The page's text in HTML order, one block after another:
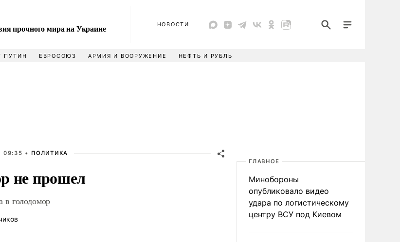
прочного мира на Украине НОВОСТИ
ПУТИН ЕВРОСОЮЗ АРМИЯ И ВООРУЖЕНИЕ НЕФТЬ И РУБЛЬ
09:35 • ПОЛИТИКА
не прошел
голодомор
ГЛАВНОЕ
Минобороны
опубликовало видео
удара по логистическому
центру ВСУ под Киевом